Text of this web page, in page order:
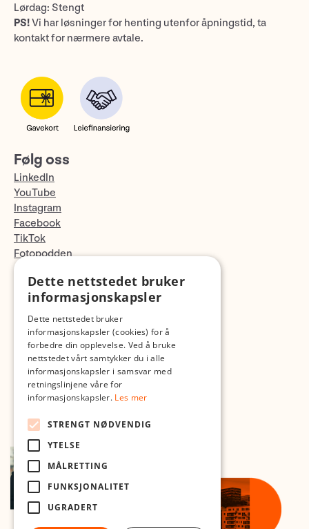
Lørdag: Stengt
PS!Vi har løsninger for henting utenfor åpningstid, ta
kontakt for nærmere avtale.
Følg oss
LinkedIn
YouTube
Instagram
Facebook
TikTok
Fotopodden
Med forbehold om skrive- og lagerfeil
Dette nettstedet bruker
informasjonskapsler
Dette nettstedet bruker
informasjonskapsler (cookies) for å
forbedre din opplevelse. Ved å bruke
nettstedet vårt samtykker du i alle
informasjonskapsler i samsvar med
retningslinjene våre for
informasjonskapsler. Les mer
STRENGT NØDVENDIG
YTELSE
MÅLRETTING
FUNKSJONALITET
UGRADERT